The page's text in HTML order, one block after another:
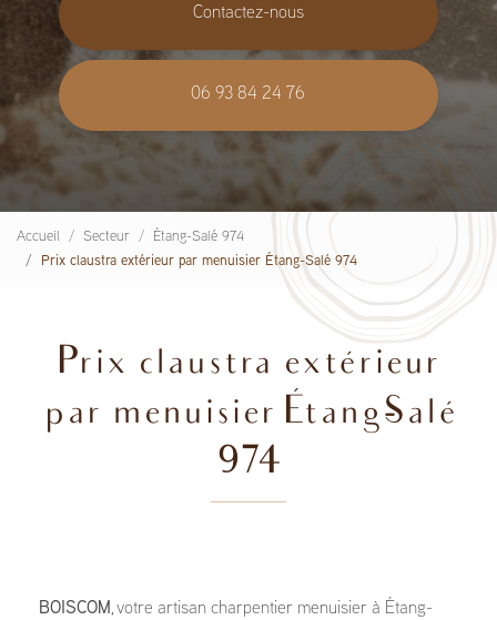
Contactez-nous
06 93 84 24 76
Accueil Secteur
Étang-Salé 974
Prix claustra extérieur par menuisier Étang-Salé 974
Prix claustra extérieur
par menuisier Étang-Salé
974
BOISCOM, votre artisan charpentier menuisier à Étang-